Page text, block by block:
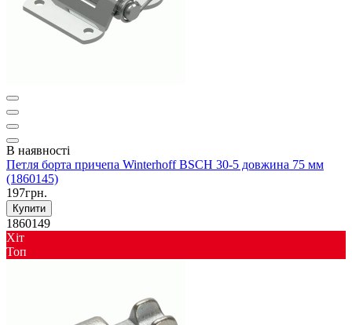
В наявності
Петля борта причепа Winterhoff BSCH 30-5 довжина 75 мм
(1860145)
197грн.
Купити
1860149
Хіт
Toп